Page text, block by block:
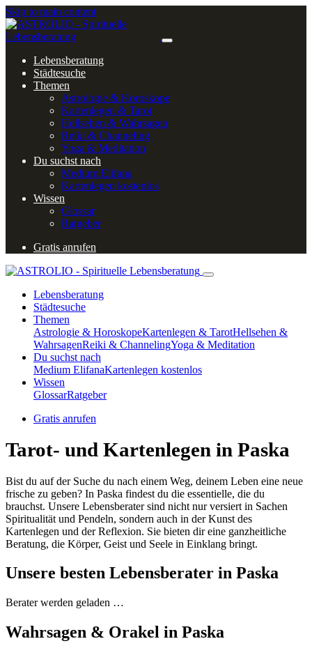
Skip to main content
Lebensberatung
Städtesuche
Themen
Astrologie & Horoskope
Kartenlegen & Tarot
Hellsehen & Wahrsagen
Reiki & Channeling
Yoga & Meditation
Du suchst nach
Medium Elifana
Kartenlegen kostenlos
Wissen
Glossar
Ratgeber
Gratis anrufen
Lebensberatung
Städtesuche
Themen
Astrologie & HoroskopeKartenlegen & TarotHellsehen &
WahrsagenReiki & ChannelingYoga & Meditation
Du suchst nach
Medium ElifanaKartenlegen kostenlos
Wissen
GlossarRatgeber
Gratis anrufen
Tarot- und Kartenlegen in Paska
Bist du auf der Suche du nach einem Weg, deinem Leben eine neue
frische zu geben? In Paska findest du die essentielle, die du
brauchst. Unsere Lebensberater sind nicht nur versiert in Sachen
Spiritualität und Pendeln, sondern auch in der Kunst des
Kartenlegen und der Reflexion. Sie bieten dir eine ganzheitliche
Beratung, die Körper, Geist und Seele in Einklang bringt.
Unsere besten Lebensberater in Paska
Berater werden geladen …
Wahrsagen & Orakel in Paska